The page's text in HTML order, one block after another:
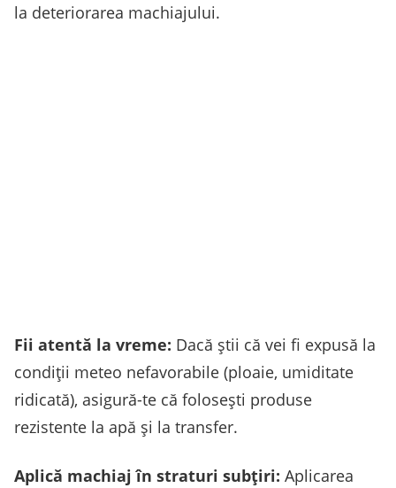
la deteriorarea machiajului.
Fii atentă la vreme: Dacă știi că vei fi expusă la
condiții meteo nefavorabile (ploaie, umiditate
ridicată), asigură-te că folosești produse
rezistente la apă și la transfer.
Aplică machiaj în straturi subțiri: Aplicarea